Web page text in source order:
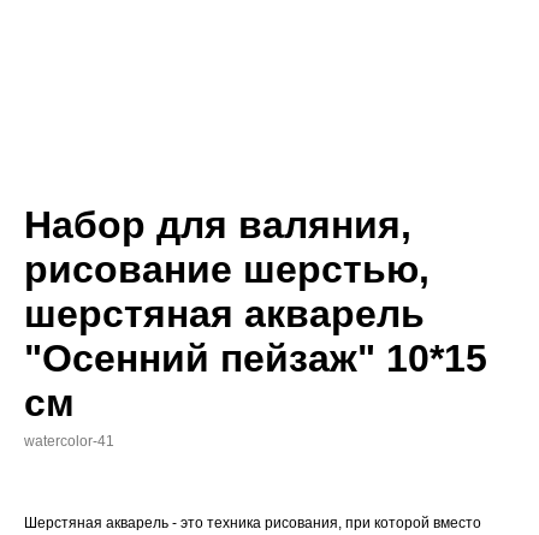
Набор для валяния,
рисование шерстью,
шерстяная акварель
"Осенний пейзаж" 10*15
см
watercolor-41
Шерстяная акварель - это техника рисования, при которой вместо